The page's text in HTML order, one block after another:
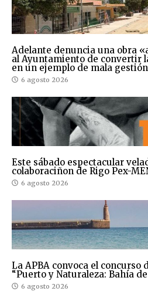
Adelante denuncia una obra
al Ayuntamiento de convertir
en un ejemplo de mala gestión
6 agosto 2026
Este sábado espectacular
colaboraciñon de Rigo Pex-
6 agosto 2026
La APBA convoca el
“Puerto y Naturaleza: Bahía
6 agosto 2026